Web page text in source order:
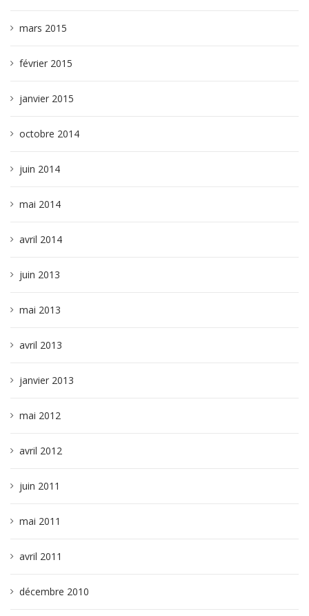
mars 2015
février 2015
janvier 2015
octobre 2014
juin 2014
mai 2014
avril 2014
juin 2013
mai 2013
avril 2013
janvier 2013
mai 2012
avril 2012
juin 2011
mai 2011
avril 2011
décembre 2010